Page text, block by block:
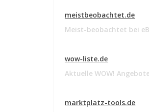
meistbeobachtet.de
Meist-beobachtet bei
wow-liste.de
Aktuelle WOW!
marktplatz-tools.de